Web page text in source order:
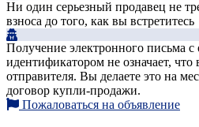
Ни один серьезный продавец не
взноса до того, как вы встретитесь
Получение электронного письма
идентификатором не означает,
отправителя. Вы делаете это на
договор купли-продажи.
Пожаловаться на объявление